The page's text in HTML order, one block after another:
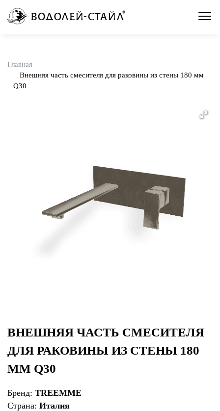
Главная
Внешняя часть смесителя для раковины из стены 180 мм
Q30
ВНЕШНЯЯ ЧАСТЬ СМЕСИТЕЛЯ
ДЛЯ РАКОВИНЫ ИЗ СТЕНЫ 180
ММ Q30
Бренд: TREEMME
Страна: Италия